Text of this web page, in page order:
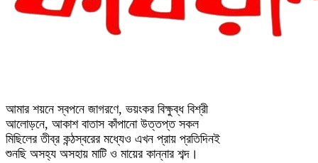
আমার শয়নে স্বপনে জাগরণে, ভয়ংকর বিক্ষুব্ধ বিশ্রী
আলোড়নে, আকাশ বাতাস কাঁপানো উত্তপ্ত সকল
মিছিলের তীব্র কন্ঠস্বরের মধ্যেও এখন প্রায় প্রতিদিনই
শুনছি অসহ্য অসহায় মাটি ও মায়ের কান্নার শব্দ।